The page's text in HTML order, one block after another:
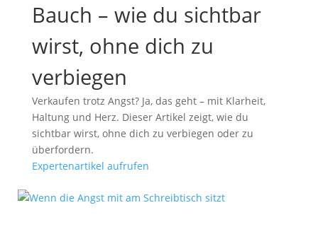
Bauch – wie du sichtbar
wirst, ohne dich zu
verbiegen
Verkaufen trotz Angst? Ja, das geht – mit Klarheit,
Haltung und Herz. Dieser Artikel zeigt, wie du
sichtbar wirst, ohne dich zu verbiegen oder zu
überfordern.
Expertenartikel aufrufen